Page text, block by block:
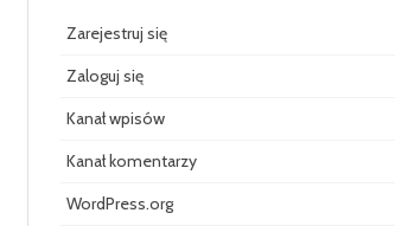
Zarejestruj się
Zaloguj się
Kanał wpisów
Kanał komentarzy
WordPress.org